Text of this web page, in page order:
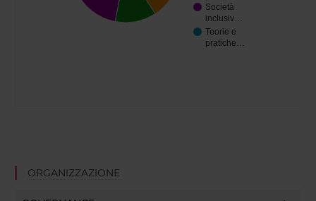
Società
inclusiv…
Teorie e
pratiche…
ORGANIZZAZIONE